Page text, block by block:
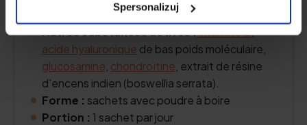
Spersonalizuj
COLLinstant®.
Autres substances actives :vitamine C,
acide hyaluronique de bas poids moléculaire,
glucosamine chondroïtine , extrait de résine
d'encens indien (boswellia serrata).
Forme : sachets avec poudre à boire
Portion : 1 sachet par jour